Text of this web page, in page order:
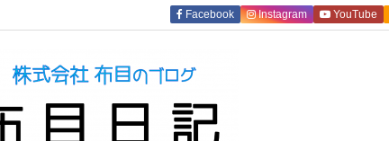
Facebook Instagram YouTube